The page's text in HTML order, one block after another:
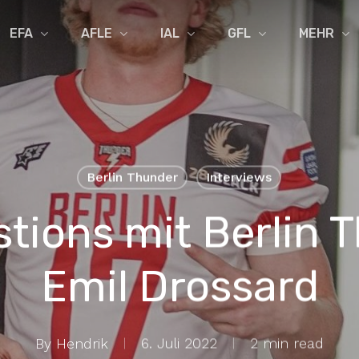
EFA AFLE IAL GFL MEHR
Berlin Thunder Interviews
mit Berlin
Emil Drossard
By Hendrik 6. Juli 2022 2 min read